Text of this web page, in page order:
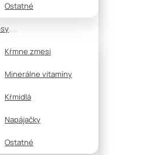
Ostatné
Kŕmne zmesi
Minerálne vitamíny
Kŕmidlá
Napájačky
Ostatné